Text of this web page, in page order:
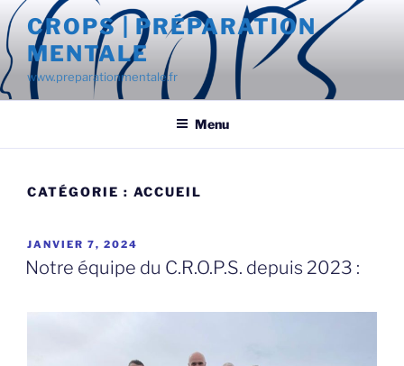
Aller
au
contenu
principal
CROPS | PRÉPARATION
MENTALE
www.preparationmentale.fr
Menu
CATÉGORIE : ACCUEIL
PUBLIÉ
LE
JANVIER 7, 2024
Notre équipe du C.R.O.P.S. depuis 2023 :